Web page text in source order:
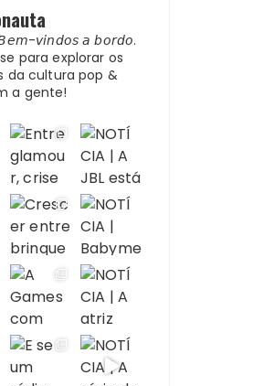
𝘷𝘪𝘯𝘥𝘰𝘴 𝘢 𝘣𝘰𝘳𝘥𝘰.
para explorar os
da cultura pop &
a gente!